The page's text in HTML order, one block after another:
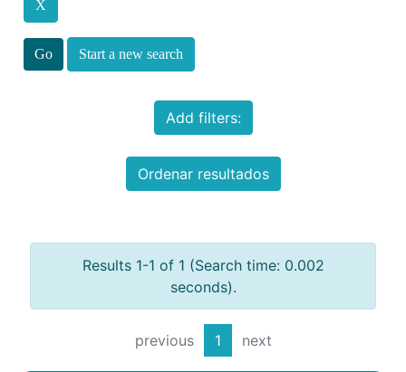
Start a new search
Add filters:
Ordenar resultados
Results 1-1 of 1 (Search time: 0.002
seconds).
previous 1 next